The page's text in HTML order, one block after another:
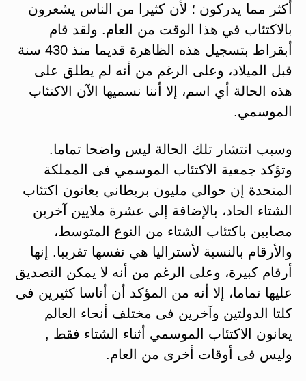
أكثر مما يدركون ؛ لأن كثيرا من الناس يشعرون
بالاكتئاب في هذا الوقت من العام. ولقد قام
أبقراط بتسجيل هذه الظاهرة قديما منذ 430 سنة
قبل الميلاد، وعلى الرغم من أنه لم يطلق على
هذه الحالة أي اسم، إلا أننا نسميها الآن الاكتئاب
الموسمي.
وسبب انتشار تلك الحالة ليس واضحا تماما.
وتؤكد جمعية الاكتئاب الموسمي فى المملكة
المتحدة إن حوالي مليون بريطاني يعانون اكتئاب
الشتاء الحاد، بالإضافة إلى عشرة ملايين آخرين
مصابين باكتئاب الشتاء من النوع المتوسط،
والأرقام بالنسبة لأستراليا هي نفسها تقريبا. إنها
أرقام كبيرة، وعلى الرغم من أنه لا يمكن التصديق
عليها تماما، إلا أنه من المؤكد أن أناسا كثيرين فى
كلتا الدولتين وآخرين فى مختلف أنحاء العالم
يعانون الاكتئاب الموسمي أثناء الشتاء فقط ,
وليس فى أوقات أخرى من العام.